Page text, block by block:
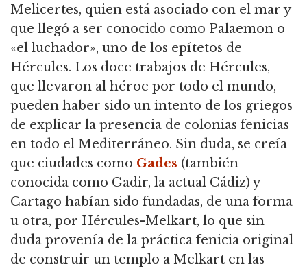
Melicertes, quien está asociado con el mar y
que llegó a ser conocido como Palaemon o
«el luchador», uno de los epítetos de
Hércules. Los doce trabajos de Hércules,
que llevaron al héroe por todo el mundo,
pueden haber sido un intento de los griegos
de explicar la presencia de colonias fenicias
en todo el Mediterráneo. Sin duda, se creía
que ciudades como Gades (también
conocida como Gadir, la actual Cádiz) y
Cartago habían sido fundadas, de una forma
u otra, por Hércules-Melkart, lo que sin
duda provenía de la práctica fenicia original
de construir un templo a Melkart en las